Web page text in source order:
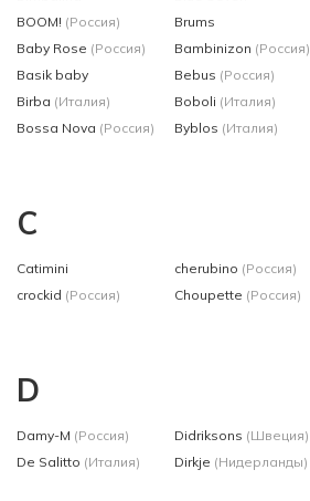
BOOM! (Россия)
Baby Rose (Россия)
Basik baby
Birba (Италия)
Bossa Nova (Россия)
Brums
Bambinizon (Россия)
Bebus (Россия)
Boboli (Италия)
Byblos (Италия)
C
Catimini
crockid (Россия)
cherubino (Россия)
Choupette (Россия)
D
Damy-M (Россия)
De Salitto (Италия)
Didriksons (Швеция)
Dirkje (Нидерланды)